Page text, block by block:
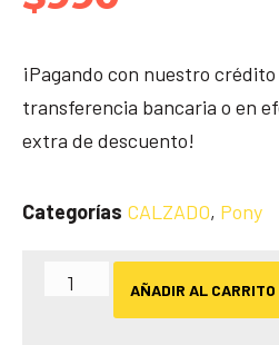
¡Pagando con nuestro
transferencia bancaria o en
extra de descuento!
Categorías CALZADO, Pony
AÑADIR AL CARRITO